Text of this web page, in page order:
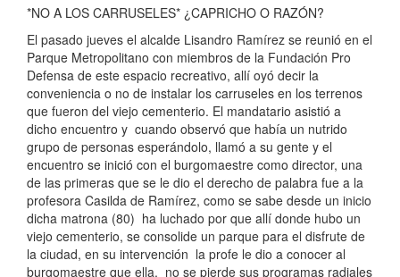
*NO A LOS CARRUSELES* ¿CAPRICHO O RAZÓN?
El pasado jueves el alcalde Lisandro Ramírez se reunió en el
Parque Metropolitano con miembros de la Fundación Pro
Defensa de este espacio recreativo, allí oyó decir la
conveniencia o no de instalar los carruseles en los terrenos
que fueron del viejo cementerio. El mandatario asistió a
dicho encuentro y cuando observó que había un nutrido
grupo de personas esperándolo, llamó a su gente y el
encuentro se inició con el burgomaestre como director, una
de las primeras que se le dio el derecho de palabra fue a la
profesora Casilda de Ramírez, como se sabe desde un inicio
dicha matrona (80) ha luchado por que allí donde hubo un
viejo cementerio, se consolide un parque para el disfrute de
la ciudad, en su intervención la profe le dio a conocer al
burgomaestre que ella, no se pierde sus programas radiales